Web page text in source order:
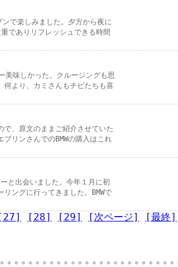
で楽しみました。夕方から夜に
でありリフレッシュできる時間
美味しかった。クルージングも思
何より、カミさんもチビたちも喜
で、原文のままご紹介させていた
リンさんでのBMWの購入はこれ
と出会いました。今年１月に初
ングに行ってきました。BMWで
[28] [29] [次ページ] [最終]